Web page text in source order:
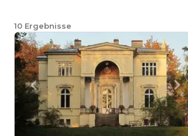
10 Ergebnisse